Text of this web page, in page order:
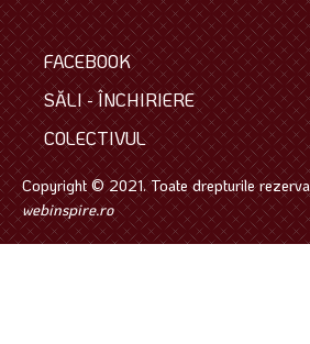
FACEBOOK
SĂLI - ÎNCHIRIERE
COLECTIVUL
Copyright © 2021. Toate drepturile
webinspire.ro